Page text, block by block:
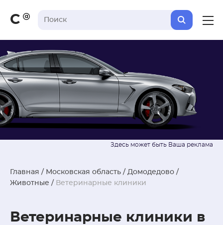
С
Главная / Московская область / Домодедово /
Животные / Ветеринарные клиники
Ветеринарные клиники в